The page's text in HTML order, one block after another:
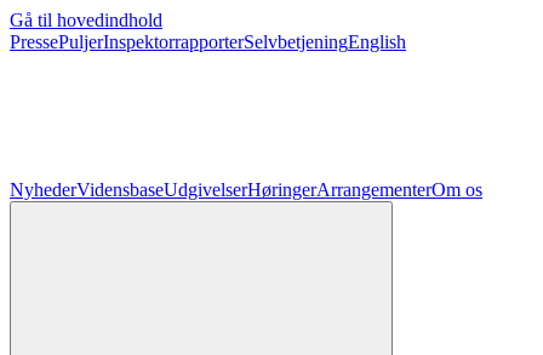
Gå til hovedindhold
PressePuljerInspektorrapporterSelvbetjeningEnglish
NyhederVidensbaseUdgivelserHøringerArrangementerOm os